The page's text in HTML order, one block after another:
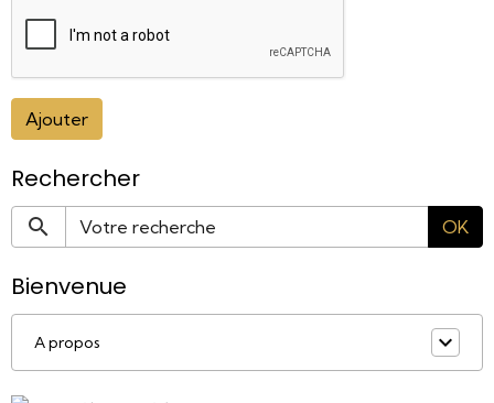
Ajouter
Rechercher
OK
Bienvenue
A propos